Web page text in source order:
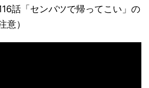
話「センバツで帰ってこい」の
意）